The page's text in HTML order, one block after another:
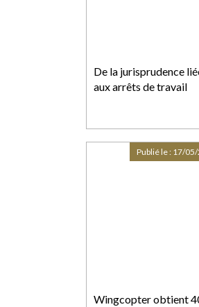
De la jurisprudence
aux arrêts de travail
Wingcopter obtient
Publié le : 17/